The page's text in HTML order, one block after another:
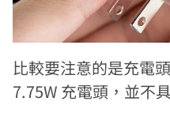
比較要注意的是充電
7.75W 充電頭，並不